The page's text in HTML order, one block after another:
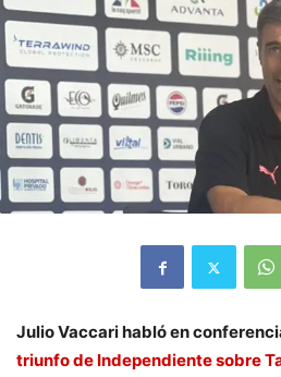
Julio Vaccari habló en
triunfo de Independiente sobre